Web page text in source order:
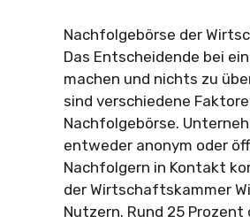
Nachfolgebörse der
Das Entscheidende bei
machen und nichts zu
sind verschiedene
Nachfolgebörse.
entweder anonym oder
Nachfolgern in Kontakt
der Wirtschaftskammer
Nutzern. Rund 25